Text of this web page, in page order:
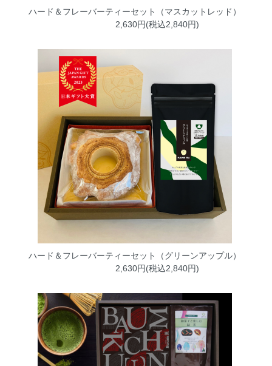
ハード＆フレーバーティーセット（マスカットレッド）
2,630円(税込2,840円)
ハード＆フレーバーティーセット（グリーンアップル）
2,630円(税込2,840円)